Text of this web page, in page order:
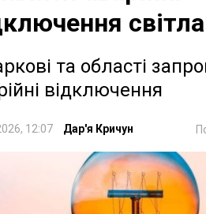
світла
та області
відключення
12:07 Дар'я Кричун